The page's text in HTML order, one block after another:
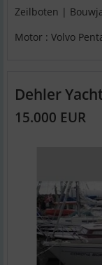
Zeilboten |
Motor : Volvo
Dehler
15.000 EUR